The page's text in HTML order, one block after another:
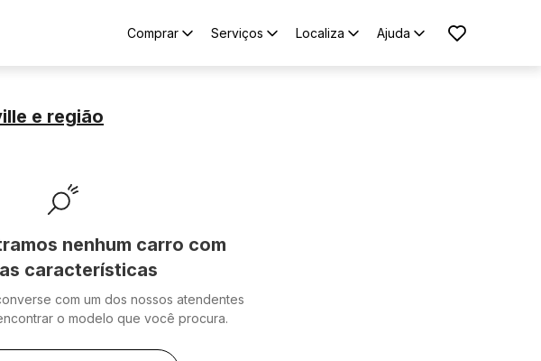
Comprar Serviços Localiza Ajuda
e região
nenhum carro com
características
com um dos nossos atendentes
o modelo que você procura.